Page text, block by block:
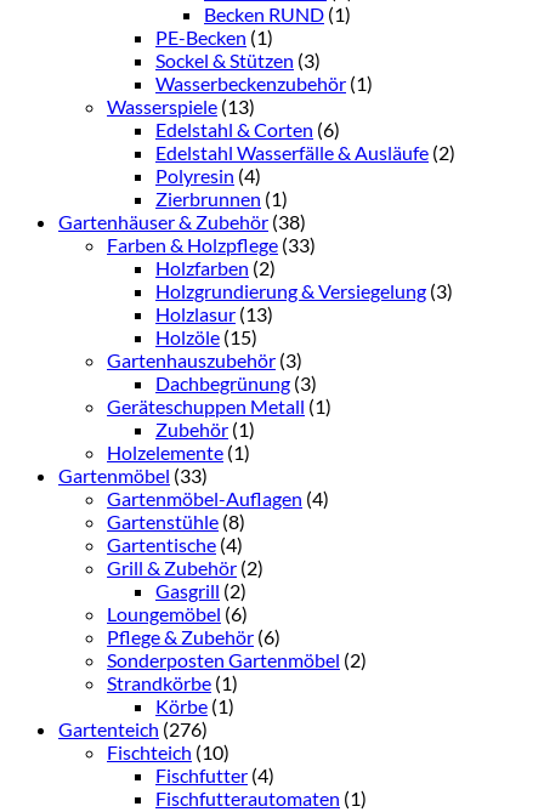
Becken RUND (1)
PE-Becken (1)
Sockel & Stützen (3)
Wasserbeckenzubehör (1)
Wasserspiele (13)
Edelstahl & Corten (6)
Edelstahl Wasserfälle & Ausläufe (2)
Polyresin (4)
Zierbrunnen (1)
Gartenhäuser & Zubehör (38)
Farben & Holzpflege (33)
Holzfarben (2)
Holzgrundierung & Versiegelung (3)
Holzlasur (13)
Holzöle (15)
Gartenhauszubehör (3)
Dachbegrünung (3)
Geräteschuppen Metall (1)
Zubehör (1)
Holzelemente (1)
Gartenmöbel (33)
Gartenmöbel-Auflagen (4)
Gartenstühle (8)
Gartentische (4)
Grill & Zubehör (2)
Gasgrill (2)
Loungemöbel (6)
Pflege & Zubehör (6)
Sonderposten Gartenmöbel (2)
Strandkörbe (1)
Körbe (1)
Gartenteich (276)
Fischteich (10)
Fischfutter (4)
Fischfutterautomaten (1)